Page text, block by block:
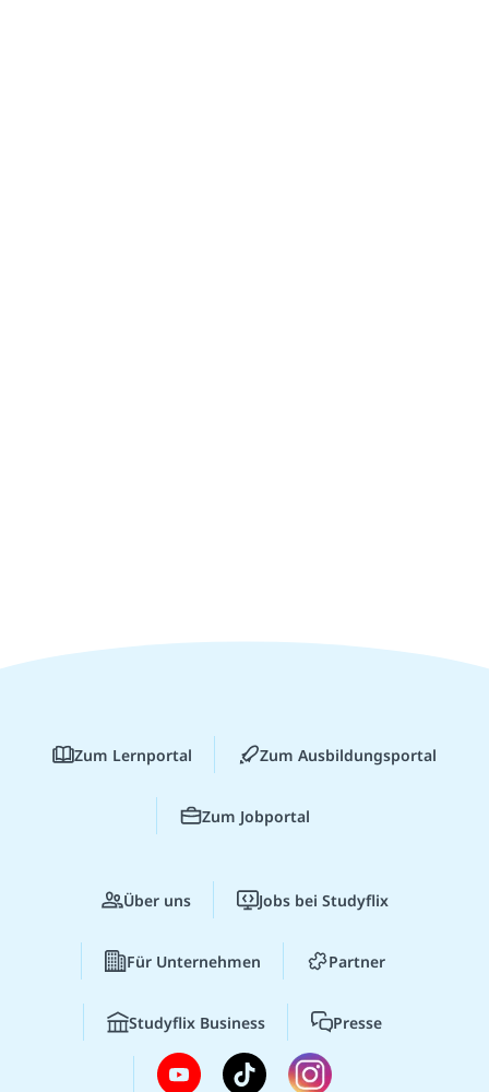
Zum Lernportal Zum Ausbildungsportal
Zum Jobportal
Über uns Jobs bei Studyflix
Für Unternehmen Partner
Studyflix Business Presse